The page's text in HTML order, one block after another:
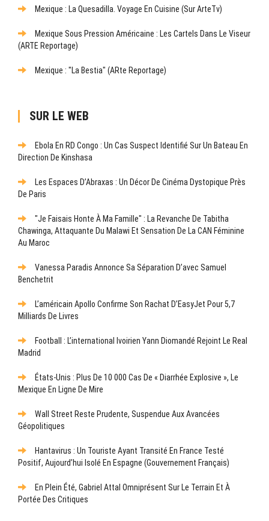
Mexique : La Quesadilla. Voyage En Cuisine (sur ArteTv)
Mexique Sous Pression Américaine : Les Cartels Dans Le Viseur
(ARTE Reportage)
Mexique : "La Bestia" (ARte Reportage)
SUR LE WEB
Ebola En RD Congo : Un Cas Suspect Identifié Sur Un Bateau En
Direction De Kinshasa
Les Espaces D’Abraxas : Un Décor De Cinéma Dystopique Près
De Paris
"Je Faisais Honte À Ma Famille" : La Revanche De Tabitha
Chawinga, Attaquante Du Malawi Et Sensation De La CAN Féminine
Au Maroc
Vanessa Paradis Annonce Sa Séparation D’avec Samuel
Benchetrit
L’américain Apollo Confirme Son Rachat D’EasyJet Pour 5,7
Milliards De Livres
Football : L’international Ivoirien Yann Diomandé Rejoint Le Real
Madrid
États-Unis : Plus De 10 000 Cas De « Diarrhée Explosive », Le
Mexique En Ligne De Mire
Wall Street Reste Prudente, Suspendue Aux Avancées
Géopolitiques
Hantavirus : Un Touriste Ayant Transité En France Testé
Positif, Aujourd’hui Isolé En Espagne (gouvernement Français)
En Plein Été, Gabriel Attal Omniprésent Sur Le Terrain Et À
Portée Des Critiques